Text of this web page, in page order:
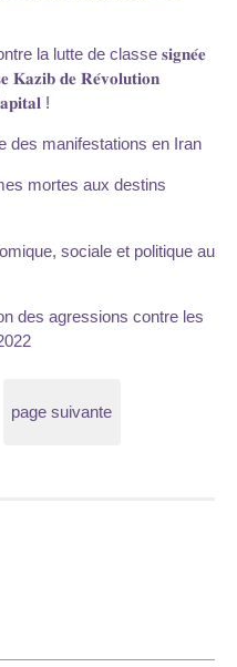
la lutte de classe 𝐬𝐢𝐠𝐧𝐞́𝐞
𝐊𝐚𝐳𝐢𝐛 𝐝𝐞 𝐑𝐞́𝐯𝐨𝐥𝐮𝐭𝐢𝐨𝐧
!
des manifestations en Iran
mortes aux destins
sociale et politique au
des agressions contre les
page suivante